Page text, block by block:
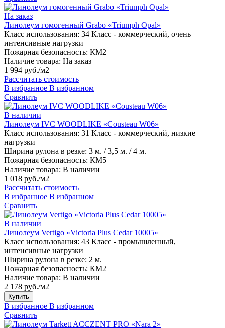
На заказ
Линолеум гомогенный Grabo «Triumph Opal»
Класс использования: 34 Класс - коммерческий, очень
интенсивные нагрузки
Пожарная безопасность: КМ2
Наличие товара: На заказ
1 994 руб./м2
Рассчитать стоимость
В избранное В избранном
Сравнить
В наличии
Линолеум IVC WOODLIKE «Cousteau W06»
Класс использования: 31 Класс - коммерческий, низкие
нагрузки
Ширина рулона в резке: 3 м. / 3,5 м. / 4 м.
Пожарная безопасность: КМ5
Наличие товара: В наличии
1 018 руб./м2
Рассчитать стоимость
В избранное В избранном
Сравнить
В наличии
Линолеум Vertigo «Victoria Plus Cedar 10005»
Класс использования: 43 Класс - промышленный,
интенсивные нагрузки
Ширина рулона в резке: 2 м.
Пожарная безопасность: КМ2
Наличие товара: В наличии
2 178 руб./м2
Купить
В избранное В избранном
Сравнить